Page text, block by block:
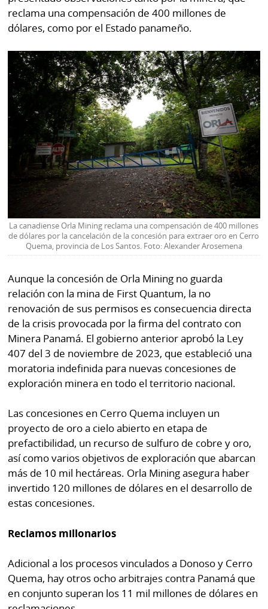
reclama una compensación de 400 millones de
dólares, como por el Estado panameño.
La canadiense Orla Mining reclama una compensación de 400 millones
de dólares por la cancelación de la concesión para extraer oro en Cerro
Quema, provincia de Los Santos. Foto: Alexander Arosemena
Aunque la concesión de Orla Mining no guarda
relación con la mina de First Quantum, la no
renovación de sus permisos es consecuencia directa
de la crisis provocada por la firma del contrato con
Minera Panamá. El gobierno anterior aprobó la Ley
407 del 3 de noviembre de 2023, que estableció una
moratoria indefinida para nuevas concesiones de
exploración minera en todo el territorio nacional.
Las concesiones en Cerro Quema incluyen un
proyecto de oro a cielo abierto en etapa de
prefactibilidad, un recurso de sulfuro de cobre y oro,
así como varios objetivos de exploración que abarcan
más de 10 mil hectáreas. Orla Mining asegura haber
invertido 120 millones de dólares en el desarrollo de
estas concesiones.
Reclamos millonarios
Adicional a los procesos vinculados a Donoso y Cerro
Quema, hay otros ocho arbitrajes contra Panamá que
en conjunto superan los 11 mil millones de dólares en